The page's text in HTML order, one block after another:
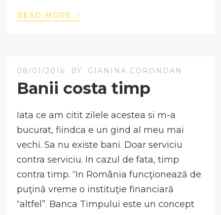
READ MORE ›
08/01/2016 BY GIANINA CORONDAN
Banii costa timp
Iata ce am citit zilele acestea si m-a
bucurat, fiindca e un gind al meu mai
vechi. Sa nu existe bani. Doar serviciu
contra serviciu. In cazul de fata, timp
contra timp. “In România funcţionează de
puţină vreme o instituţie financiară
“altfel”. Banca Timpului este un concept